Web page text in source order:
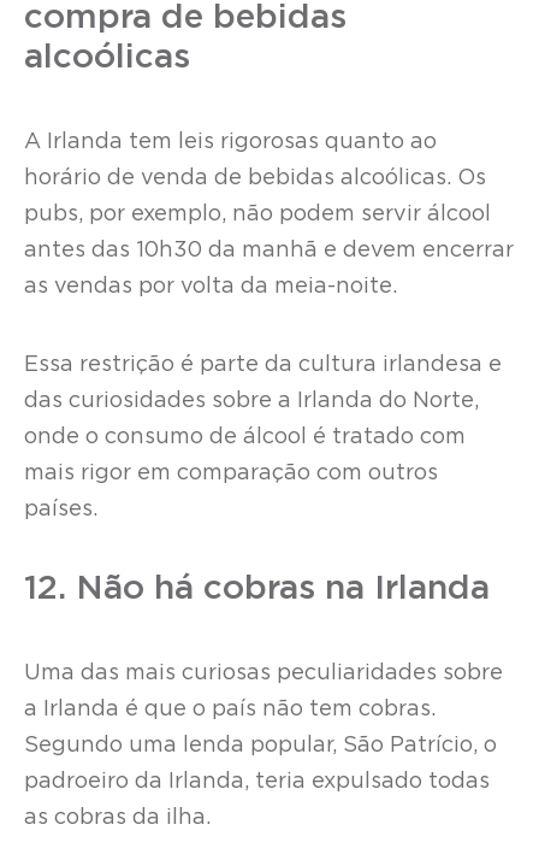
compra de bebidas
alcoólicas
A Irlanda tem leis rigorosas quanto ao
horário de venda de bebidas alcoólicas. Os
pubs, por exemplo, não podem servir álcool
antes das 10h30 da manhã e devem encerrar
as vendas por volta da meia-noite.
Essa restrição é parte da cultura irlandesa e
das curiosidades sobre a Irlanda do Norte,
onde o consumo de álcool é tratado com
mais rigor em comparação com outros
países.
12. Não há cobras na Irlanda
Uma das mais curiosas peculiaridades sobre
a Irlanda é que o país não tem cobras.
Segundo uma lenda popular, São Patrício, o
padroeiro da Irlanda, teria expulsado todas
as cobras da ilha.